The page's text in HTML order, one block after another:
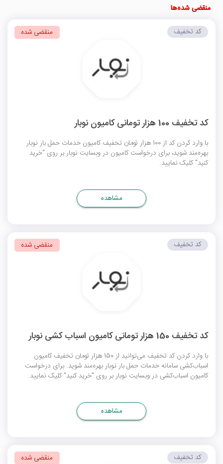
منقضی شده‌ها
کد تخفیف 100 هزار تومانی کامیون نوبار
با وارد کردن کد از 100 هزار تومان تخفیف کامیون خدمات حمل بار نوبار
بهره‌مند شوید، برای درخواست کامیون در وبسایت نوبار بر روی "خرید
کنید" کلیک نمایید.
کد تخفیف منقضی شده
مشاهده
کد تخفیف 150 هزار تومانی کامیون اسباب کشی نوبار
با وارد کردن کد تخفیف می‌توانید از 150 هزار تومان تخفیف کامیون
اسباب‌کشی سامانه خدمات حمل بار نوبار بهره‌مند شوید. برای درخواست
کامیون اسباب‎‌کشی در وبسایت نوبار بر روی "خرید کنید" کلیک نمایید.
کد تخفیف منقضی شده
مشاهده
کد تخفیف منقضی شده